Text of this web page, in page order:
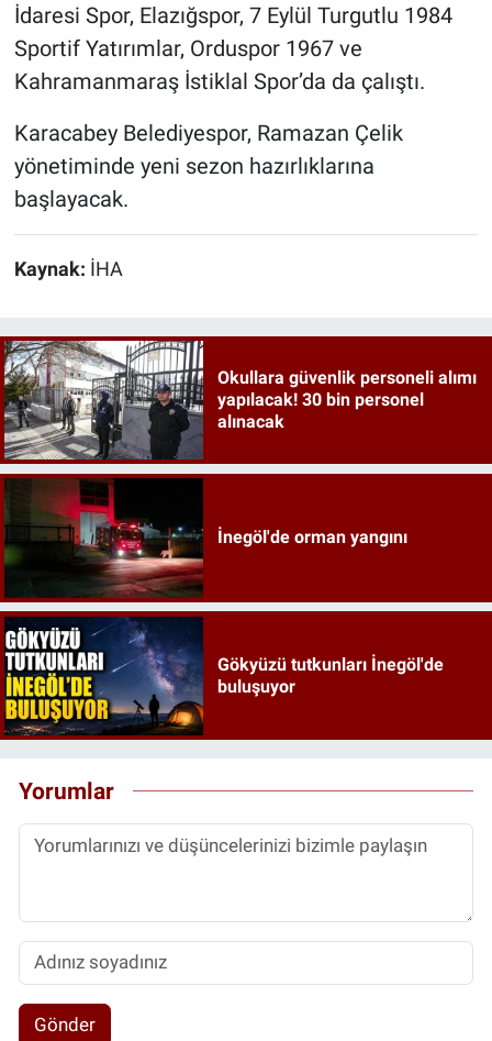
İdaresi Spor, Elazığspor, 7 Eylül Turgutlu 1984
Sportif Yatırımlar, Orduspor 1967 ve
Kahramanmaraş İstiklal Spor’da da çalıştı.
Karacabey Belediyespor, Ramazan Çelik
yönetiminde yeni sezon hazırlıklarına
başlayacak.
Kaynak: İHA
Okullara güvenlik personeli alımı
yapılacak! 30 bin personel
alınacak
İnegöl'de orman yangını
Gökyüzü tutkunları İnegöl'de
buluşuyor
Yorumlar
Gönder